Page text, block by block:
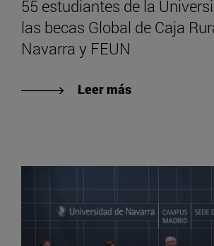
55 estudiantes de la
las becas Global de Caja
Navarra y FEUN
Leer más